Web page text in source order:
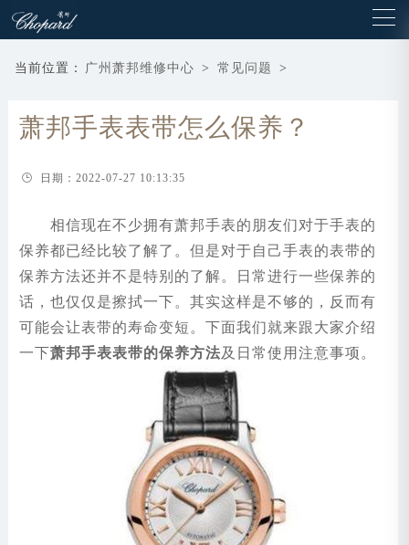
当前位置： 广州萧邦维修中心 > 常见问题 >
萧邦手表表带怎么保养？
日期：2022-07-27 10:13:35
相信现在不少拥有萧邦手表的朋友们对于手表的
保养都已经比较了解了。但是对于自己手表的表带的
保养方法还并不是特别的了解。日常进行一些保养的
话，也仅仅是擦拭一下。其实这样是不够的，反而有
可能会让表带的寿命变短。下面我们就来跟大家介绍
一下萧邦手表表带的保养方法及日常使用注意事项。